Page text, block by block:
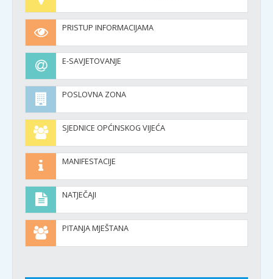
PRISTUP INFORMACIJAMA
E-SAVJETOVANJE
POSLOVNA ZONA
SJEDNICE OPĆINSKOG VIJEĆA
MANIFESTACIJE
NATJEČAJI
PITANJA MJEŠTANA